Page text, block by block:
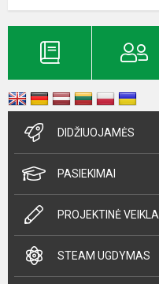
DIDŽIUOJAMĖS
PASIEKIMAI
PROJEKTINĖ VEIKLA
STEAM UGDYMAS